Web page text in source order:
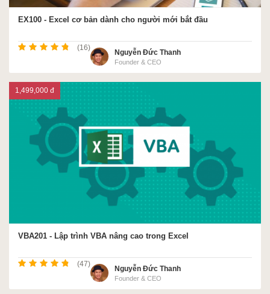
EX100 - Excel cơ bản dành cho người mới bắt đầu
(16)
Nguyễn Đức Thanh
Founder & CEO
VBA201 - Lập trình VBA nâng cao trong Excel
(47)
Nguyễn Đức Thanh
Founder & CEO
1,499,000 đ